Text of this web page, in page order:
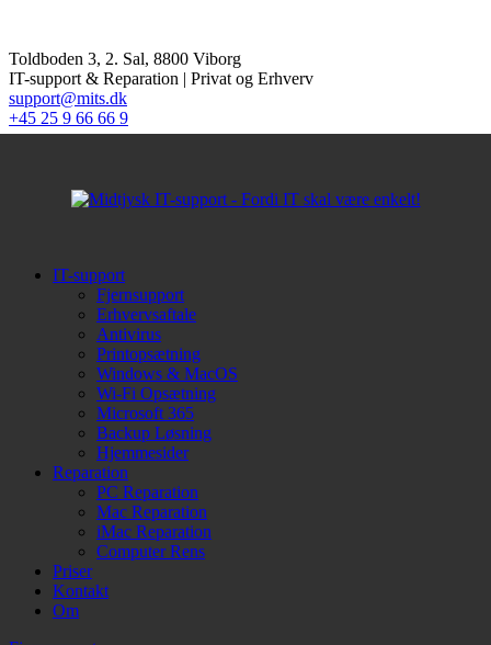
Toldboden 3, 2. Sal, 8800 Viborg
IT-support & Reparation | Privat og Erhverv
support@mits.dk
+45 25 9 66 66 9
IT-support
Fjernsupport
Erhvervsaftale
Antivirus
Printopsætning
Windows & MacOS
Wi-Fi Opsætning
Microsoft 365
Backup Løsning
Hjemmesider
Reparation
PC Reparation
Mac Reparation
iMac Reparation
Computer Rens
Priser
Kontakt
Om